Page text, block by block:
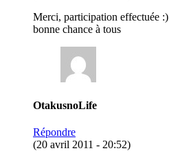
Merci, participation effectuée :)
bonne chance à tous
OtakusnoLife
Répondre
(20 avril 2011 - 20:52)